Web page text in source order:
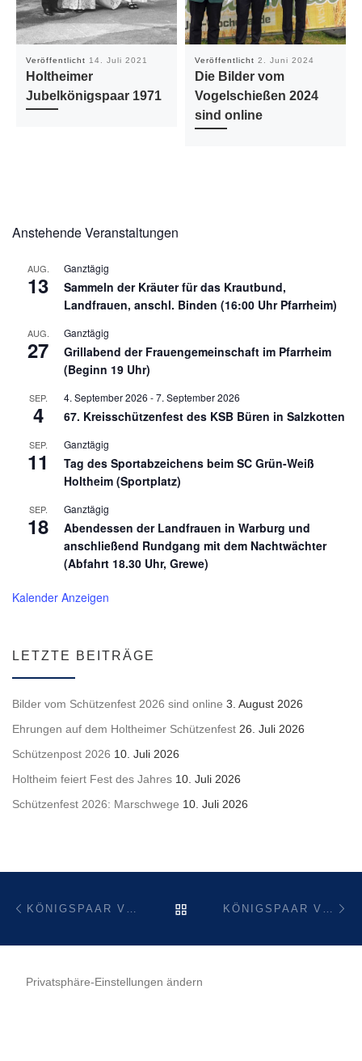
Veröffentlicht 14. Juli 2021
Holtheimer
Jubelkönigspaar 1971
Veröffentlicht 2. Juni 2024
Die Bilder vom
Vogelschießen 2024
sind online
Anstehende Veranstaltungen
AUG.
13
Ganztägig
Sammeln der Kräuter für das Krautbund,
Landfrauen, anschl. Binden (16:00 Uhr Pfarrheim)
AUG.
27
Ganztägig
Grillabend der Frauengemeinschaft im Pfarrheim
(Beginn 19 Uhr)
SEP.
4
4. September 2026 -7. September 2026
67. Kreisschützenfest des KSB Büren in Salzkotten
SEP.
11
Ganztägig
Tag des Sportabzeichens beim SC Grün-Weiß
Holtheim (Sportplatz)
SEP.
18
Ganztägig
Abendessen der Landfrauen in Warburg und
anschließend Rundgang mit dem Nachtwächter
(Abfahrt 18.30 Uhr, Grewe)
Kalender Anzeigen
LETZTE BEITRÄGE
Bilder vom Schützenfest 2026 sind online 3. August 2026
Ehrungen auf dem Holtheimer Schützenfest 26. Juli 2026
Schützenpost 2026 10. Juli 2026
Holtheim feiert Fest des Jahres 10. Juli 2026
Schützenfest 2026: Marschwege 10. Juli 2026
BeitragsnavigationZURÜCK ZUR
Privatsphäre-Einstellungen ändern